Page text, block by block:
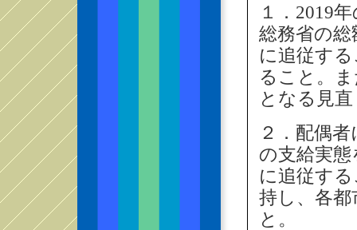
１．2019
総務省の総
に追従す
ること。
となる見
２．配偶
の支給実
に追従す
持し、各
と。